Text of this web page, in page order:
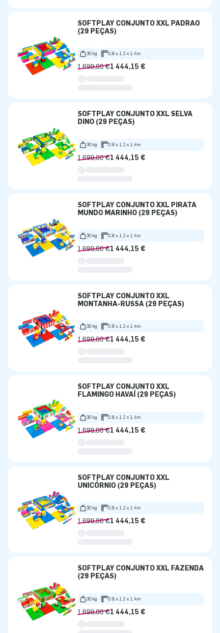
SOFTPLAY CONJUNTO XXL PADRÃO
(29 PEÇAS)
30 kg 0.8 x 1.2 x 1.4m
1 699,00 €1 444,15 €
SOFTPLAY CONJUNTO XXL SELVA
DINO (29 PEÇAS)
30 kg 0.8 x 1.2 x 1.4m
1 699,00 €1 444,15 €
SOFTPLAY CONJUNTO XXL PIRATA
MUNDO MARINHO (29 PEÇAS)
30 kg 0.8 x 1.2 x 1.4m
1 699,00 €1 444,15 €
SOFTPLAY CONJUNTO XXL
MONTANHA-RUSSA (29 PEÇAS)
30 kg 0.8 x 1.2 x 1.4m
1 699,00 €1 444,15 €
SOFTPLAY CONJUNTO XXL
FLAMINGO HAVAÍ (29 PEÇAS)
30 kg 0.8 x 1.2 x 1.4m
1 699,00 €1 444,15 €
SOFTPLAY CONJUNTO XXL
UNICÓRNIO (29 PEÇAS)
30 kg 0.8 x 1.2 x 1.4m
1 699,00 €1 444,15 €
SOFTPLAY CONJUNTO XXL FAZENDA
(29 PEÇAS)
30 kg 0.8 x 1.2 x 1.4m
1 699,00 €1 444,15 €